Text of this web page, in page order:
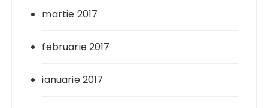
martie 2017
februarie 2017
ianuarie 2017